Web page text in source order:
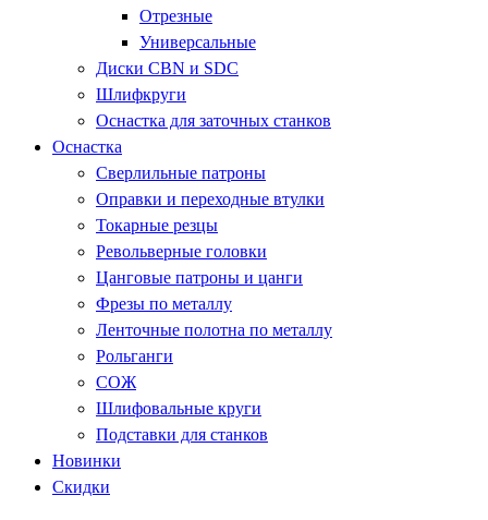
Отрезные
Универсальные
Диски CBN и SDC
Шлифкруги
Оснастка для заточных станков
Оснастка
Сверлильные патроны
Оправки и переходные втулки
Токарные резцы
Револьверные головки
Цанговые патроны и цанги
Фрезы по металлу
Ленточные полотна по металлу
Рольганги
СОЖ
Шлифовальные круги
Подставки для станков
Новинки
Скидки